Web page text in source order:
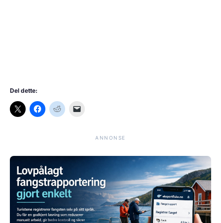
Del dette:
ANNONSE